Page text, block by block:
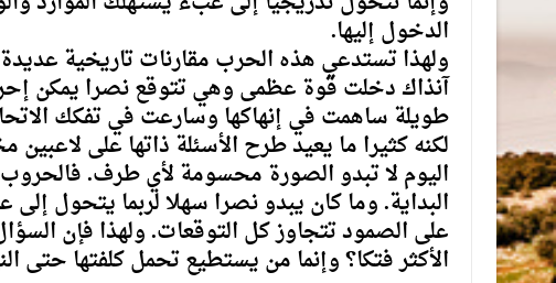
الدخول إليها.
ولهذا تستدعي هذه الحرب مقارنات تاريخية
آنذاك دخلت قوة عظمى وهي تتوقع نصرا يمكن
طويلة ساهمت في إنهاكها وسارعت في تفكك
لكنه كثيرا ما يعيد طرح الأسئلة ذاتها على لاعبين
اليوم لا تبدو الصورة محسومة لأي طرف. فالحروب
البداية. وما كان يبدو نصرا سهلا لربما يتحول
على الصمود تتجاوز كل التوقعات. ولهذا فإن
الأكثر فتكا؟ وإنما من يستطيع تحمل كلفتها حتى